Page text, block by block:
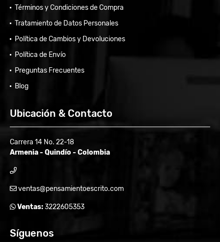
Términos y Condiciones de Compra
Tratamiento de Datos Personales
Política de Cambios y Devoluciones
Política de Envío
Preguntas Frecuentes
Blog
Ubicación & Contacto
Carrera 14 No. 22-18
Armenia - Quindío - Colombia
ventas@pensamientoescrito.com
Ventas:3222605353
Síguenos